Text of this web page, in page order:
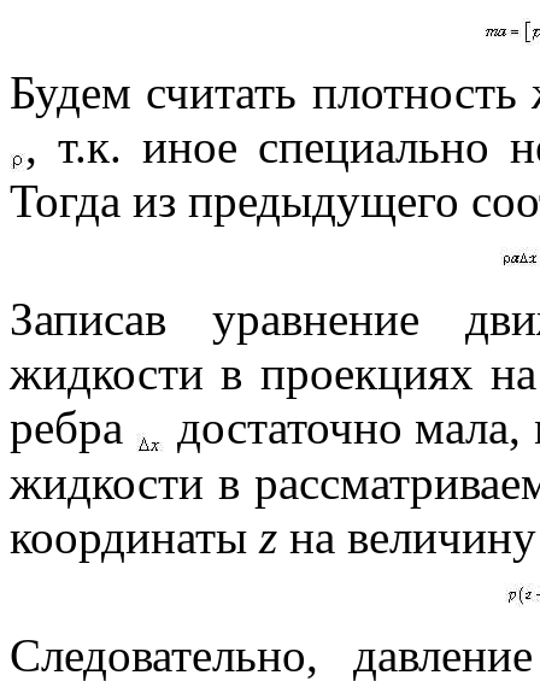
Будем считать
, т.к. иное специально
Тогда из предыдущего
Записав уравнение
жидкости в проекциях
ребра
достаточно
жидкости в
координаты z на
Следовательно,